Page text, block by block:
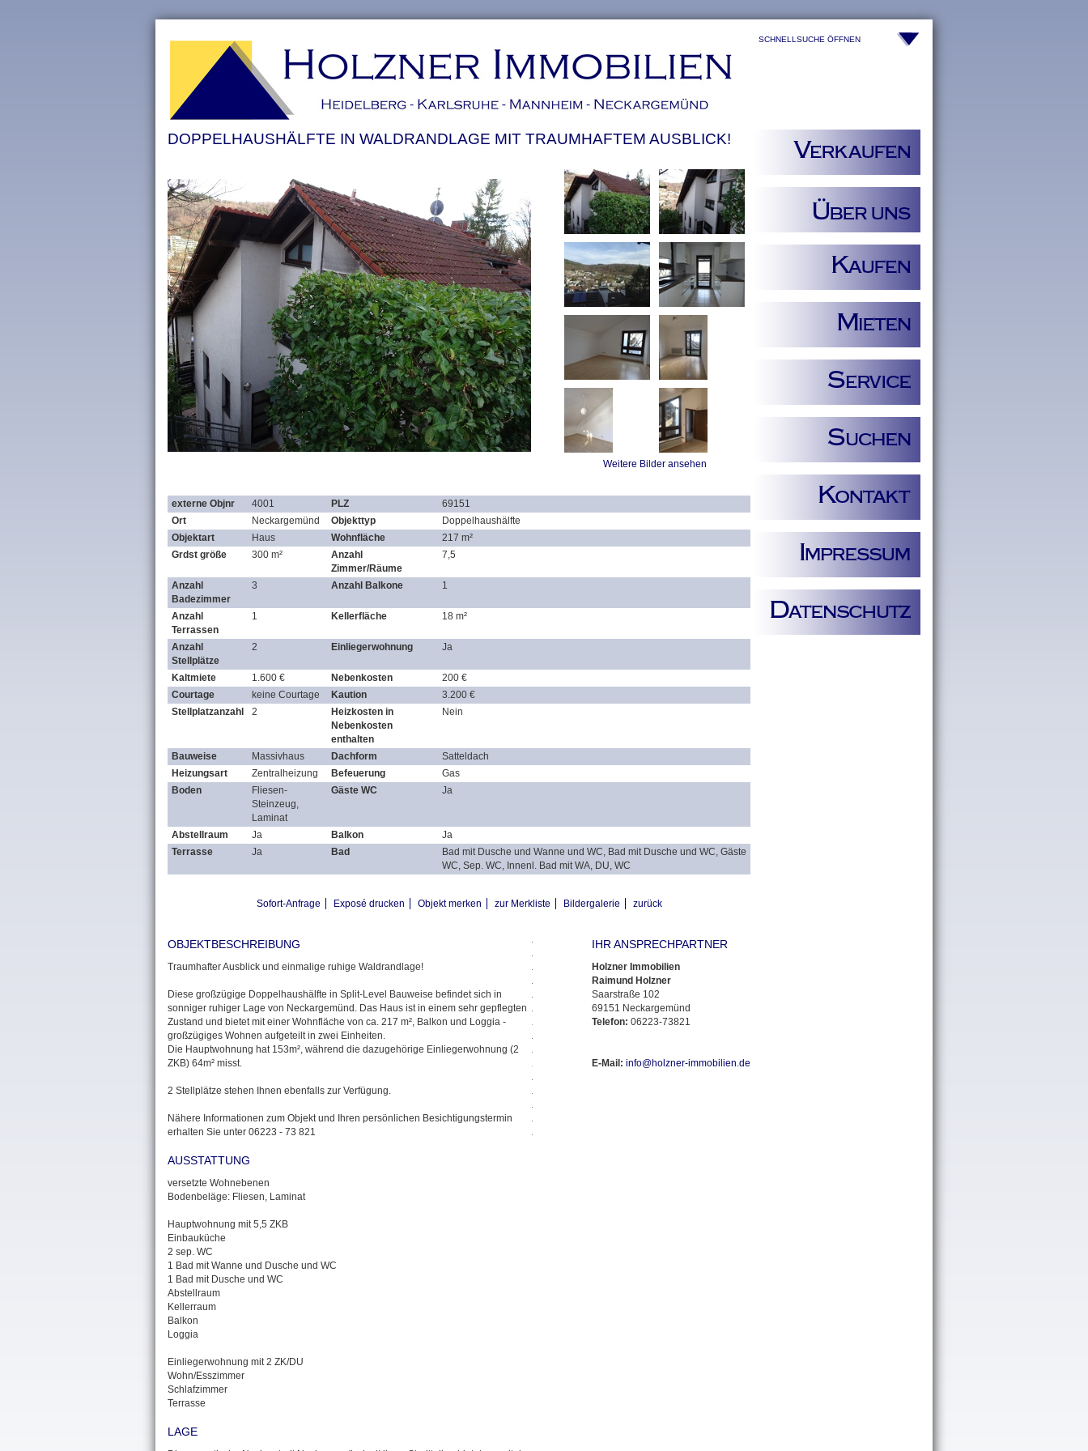
SCHNELLSUCHE ÖFFNEN
DOPPELHAUSHÄLFTE IN WALDRANDLAGE MIT TRAUMHAFTEM AUSBLICK!
Weitere Bilder ansehen
externe Objnr 4001 PLZ
69151
Ort
Neckargemünd Objekttyp
Doppelhaushälfte
Objektart
Haus Wohnfläche
217 m²
Grdst größe
300 m²
Anzahl
Zimmer/Räume
7,5
Anzahl
Badezimmer
3 Anzahl Balkone 1
Anzahl
Terrassen
1 Kellerfläche 18 m²
Anzahl
Stellplätze
2 Einliegerwohnung Ja
Kaltmiete 1.600 € Nebenkosten
200 €
Courtage
keine Courtage Kaution
3.200 €
Stellplatzanzahl
2
Heizkosten in
Nebenkosten
enthalten
Nein
Bauweise Massivhaus Dachform
Satteldach
Heizungsart
Zentralheizung Befeuerung
Gas
Boden
Fliesen-
Steinzeug,
Laminat
Gäste WC Ja
Abstellraum Ja Balkon
Ja
Terrasse
Ja Bad
Bad mit Dusche und Wanne und WC, Bad mit Dusche und WC, Gäste
WC, Sep. WC, Innenl. Bad mit WA, DU, WC
Sofort-Anfrage Exposé drucken Objekt merken zur Merkliste Bildergalerie zurück
OBJEKTBESCHREIBUNG
Traumhafter Ausblick und einmalige ruhige Waldrandlage!
Diese großzügige Doppelhaushälfte in Split-Level Bauweise befindet sich in
sonniger ruhiger Lage von Neckargemünd. Das Haus ist in einem sehr gepflegten
Zustand und bietet mit einer Wohnfläche von ca. 217 m², Balkon und Loggia -
großzügiges Wohnen aufgeteilt in zwei Einheiten.
Die Hauptwohnung hat 153m², während die dazugehörige Einliegerwohnung (2
ZKB) 64m² misst.
2 Stellplätze stehen Ihnen ebenfalls zur Verfügung.
Nähere Informationen zum Objekt und Ihren persönlichen Besichtigungstermin
erhalten Sie unter 06223 - 73 821
AUSSTATTUNG
versetzte Wohnebenen
Bodenbeläge: Fliesen, Laminat
Hauptwohnung mit 5,5 ZKB
Einbauküche
2 sep. WC
1 Bad mit Wanne und Dusche und WC
1 Bad mit Dusche und WC
Abstellraum
Kellerraum
Balkon
Loggia
Einliegerwohnung mit 2 ZK/DU
Wohn/Esszimmer
Schlafzimmer
Terrasse
LAGE
IHR ANSPRECHPARTNER
Holzner Immobilien
Raimund Holzner
Saarstraße 102
69151 Neckargemünd
Telefon: 06223-73821
E-Mail: info@holzner-immobilien.de